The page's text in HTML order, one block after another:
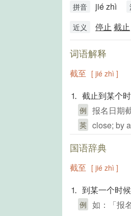
拼音 jié zhì
近义 停止 截止
词语解释
截至 [ jié zhì ]
⒈ 截止到某个时
例 报名日期
英 close; by
国语辞典
截至 [ jié zhì ]
⒈ 到某一个时候
例 如：「报